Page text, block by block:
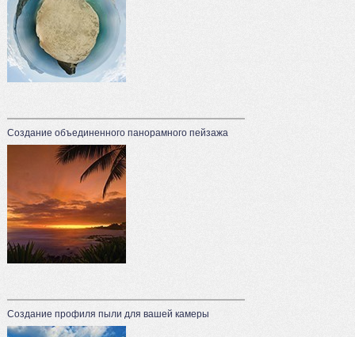
Создание объединенного панорамного пейзажа
Создание профиля пыли для вашей камеры